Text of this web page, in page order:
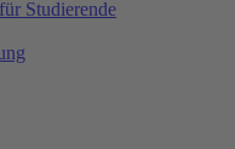
Studierende